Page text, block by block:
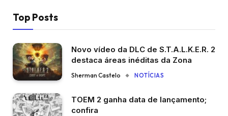
Top Posts
Novo vídeo da DLC de S.T.A.L.K.E.R. 2
destaca áreas inéditas da Zona
Sherman Castelo NOTÍCIAS
TOEM 2 ganha data de lançamento;
confira